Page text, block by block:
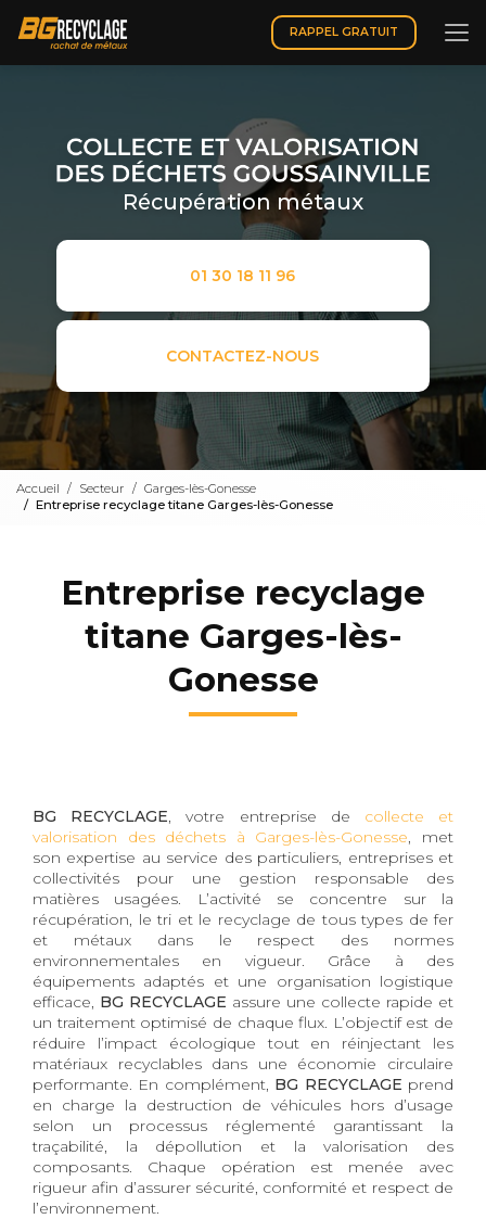
contenu
principal
RAPPEL GRATUIT
Récupération métaux
01 30 18 11 96
CONTACTEZ-NOUS
Accueil Secteur
Garges-lès-Gonesse
Entreprise recyclage titane Garges-lès-Gonesse
Entreprise recyclage
titane Garges-lès-
Gonesse
BG RECYCLAGE, votre entreprise de collecte et
valorisation des déchets à Garges-lès-Gonesse, met
son expertise au service des particuliers, entreprises et
collectivités pour une gestion responsable des
matières usagées. L’activité se concentre sur la
récupération, le tri et le recyclage de tous types de fer
et métaux dans le respect des normes
environnementales en vigueur. Grâce à des
équipements adaptés et une organisation logistique
efficace, BG RECYCLAGE assure une collecte rapide et
un traitement optimisé de chaque flux. L’objectif est de
réduire l’impact écologique tout en réinjectant les
matériaux recyclables dans une économie circulaire
performante. En complément, BG RECYCLAGE prend
en charge la destruction de véhicules hors d’usage
selon un processus réglementé garantissant la
traçabilité, la dépollution et la valorisation des
composants. Chaque opération est menée avec
rigueur afin d’assurer sécurité, conformité et respect de
l’environnement.